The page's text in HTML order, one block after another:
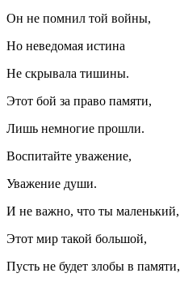
Он не помнил той войны,
Но неведомая истина
Не скрывала тишины.
Этот бой за право памяти,
Лишь немногие прошли.
Воспитайте уважение,
Уважение души.
И не важно, что ты маленький,
Этот мир такой большой,
Пусть не будет злобы в памяти,